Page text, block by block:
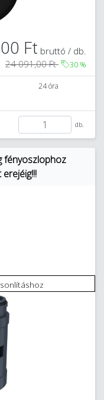
Ft bruttó / db.
24 091,00 Ft
30 %
24 óra
db.
fényoszlophoz